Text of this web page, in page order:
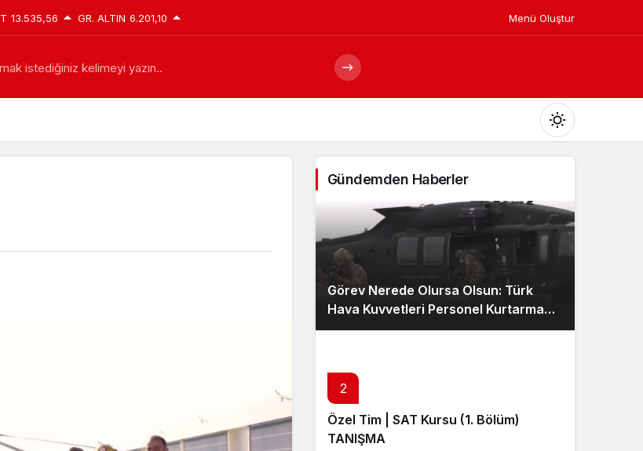
13.535,56 GR. ALTIN 6.201,10 Menü Oluştur
istediğiniz kelimeyi yazın..
Mod
değiştir
Gündüz Modu
Gündüz modunu seçin.
Gece Modu
Gündemden Haberler
Görev Nerede Olursa Olsun: Türk
Hava Kuvvetleri Personel Kurtarma
Ekibi
2
Özel Tim | SAT Kursu (1. Bölüm)
TANIŞMA